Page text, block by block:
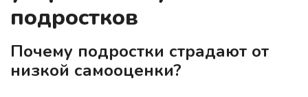
подростков
Почему подростки страдают от
низкой самооценки?